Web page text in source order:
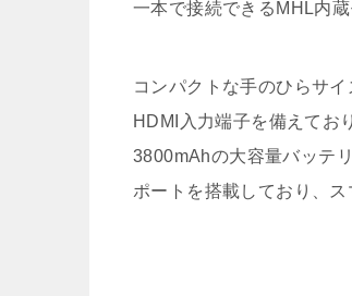
一本で接続できるMHL内
コンパクトな手のひらサ
HDMI入力端子を備えてお
3800mAhの大容量バッテ
ポートを搭載しており、ス